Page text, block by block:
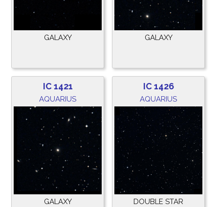
GALAXY GALAXY
IC 1421
AQUARIUS
GALAXY
IC 1426
AQUARIUS
DOUBLE STAR